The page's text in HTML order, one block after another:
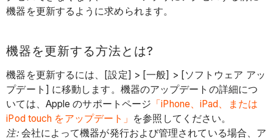
機器を更新するように求められます。
機器を更新する方法とは?
機器を更新するには、[設定] > [一般] > [ソフトウェア アッ
プデート] に移動します。機器のアップデートの詳細につ
いては、Apple のサポートページ 「iPhone、iPad、または
iPod touch をアップデート」 を参照してください。
注:会社によって機器が発行および管理されている場合、ア